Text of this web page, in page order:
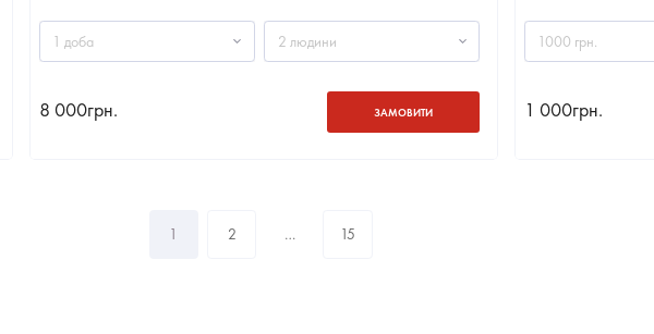
1 доба 2 людини
8 000грн. ЗАМОВИТИ
1000 грн.
1 000грн.
1 2 … 15